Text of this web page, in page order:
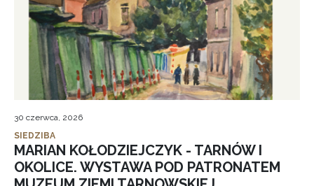
30 czerwca, 2026
SIEDZIBA
MARIAN KOŁODZIEJCZYK - TARNÓW I
OKOLICE. WYSTAWA POD PATRONATEM